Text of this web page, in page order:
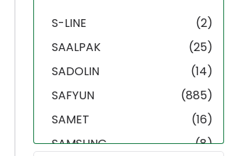
(2)
S-LINE
(25)
SAALPAK
(14)
SADOLIN
(885)
SAFYUN
(16)
SAMET
(8)
SAMSUNG